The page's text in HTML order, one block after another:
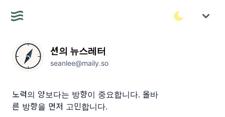
션의 뉴스레터
seanlee@maily.so
노력의 양보다는 방향이 중요합니다. 올바
른 방향을 먼저 고민합니다.